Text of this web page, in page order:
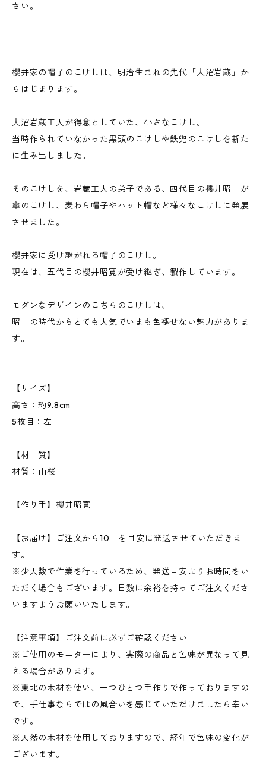
さい。
櫻井家の帽子のこけしは、明治生まれの先代「大沼岩蔵」か
らはじまります。
大沼岩蔵工人が得意としていた、小さなこけし。
当時作られていなかった黒頭のこけしや鉄兜のこけしを新た
に生み出しました。
そのこけしを、岩蔵工人の弟子である、四代目の櫻井昭二が
傘のこけし、麦わら帽子やハット帽など様々なこけしに発展
させました。
櫻井家に受け継がれる帽子のこけし。
現在は、五代目の櫻井昭寛が受け継ぎ、製作しています。
モダンなデザインのこちらのこけしは、
昭二の時代からとても人気でいまも色褪せない魅力がありま
す。
【サイズ】
高さ：約9.8cm
5枚目：左
【材 質】
材質：山桜
【作り手】櫻井昭寛
【お届け】ご注文から10日を目安に発送させていただきま
す。
※少人数で作業を行っているため、発送目安よりお時間をい
ただく場合もございます。日数に余裕を持ってご注文くださ
いますようお願いいたします。
【注意事項】ご注文前に必ずご確認ください
※ご使用のモニターにより、実際の商品と色味が異なって見
える場合があります。
※東北の木材を使い、一つひとつ手作りで作っておりますの
で、手仕事ならではの風合いを感じていただけましたら幸い
です。
※天然の木材を使用しておりますので、経年で色味の変化が
ございます。